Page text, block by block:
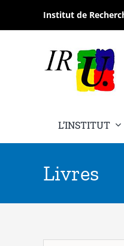
contenu
Institut de
L’INSTITUT
Livres